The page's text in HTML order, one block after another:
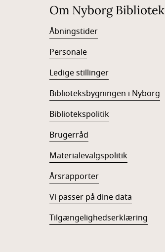
Om Nyborg Bibliotek
Åbningstider
Personale
Ledige stillinger
Biblioteksbygningen i Nyborg
Bibliotekspolitik
Brugerråd
Materialevalgspolitik
Årsrapporter
Vi passer på dine data
Tilgængelighedserklæring